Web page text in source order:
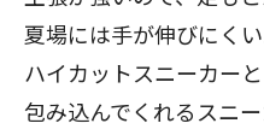
夏場には手が伸びにく
ハイカットスニーカー
包み込んでくれるスニー